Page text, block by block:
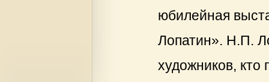
юбилейная
Лопатин». Н.П.
художников, кто